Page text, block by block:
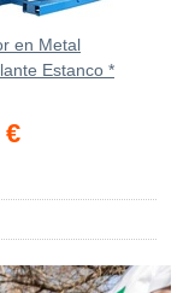
en Metal
Estanco *
€